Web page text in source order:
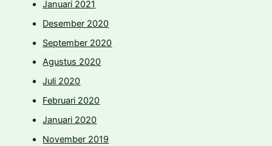
Januari 2021
Desember 2020
September 2020
Agustus 2020
Juli 2020
Februari 2020
Januari 2020
November 2019